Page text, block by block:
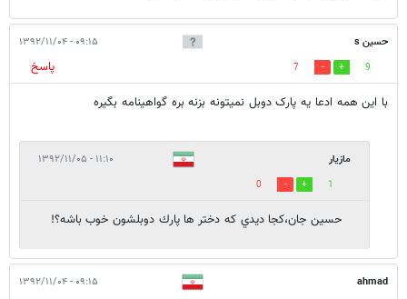
حسین s ۰۹:۱۵ - ۱۳۹۲/۱۱/۰۴
9
7
پاسخ
با این همه ادعا یه پارک دوبل نمیتونه بزنه بره گواهینامه بگیره
مازيار ۱۱:۱۰ - ۱۳۹۲/۱۱/۰۵
1
0
حسين جان،كجا ديدي كه دختر ها پارك دوبلشون خوب باشه؟!
ahmad ۰۹:۱۵ - ۱۳۹۲/۱۱/۰۴